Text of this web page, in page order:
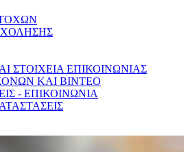
ΣΤΟΙΧΕΙΑ ΕΠΙΚΟΙΝΩΝΙΑΣ
ΚΑΙ ΒΙΝΤΕΟ
- ΕΠΙΚΟΙΝΩΝΙΑ